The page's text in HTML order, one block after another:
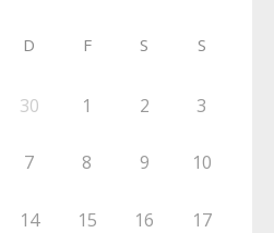
D F S S
30 1 2 3
7 8 9 10
14 15 16 17